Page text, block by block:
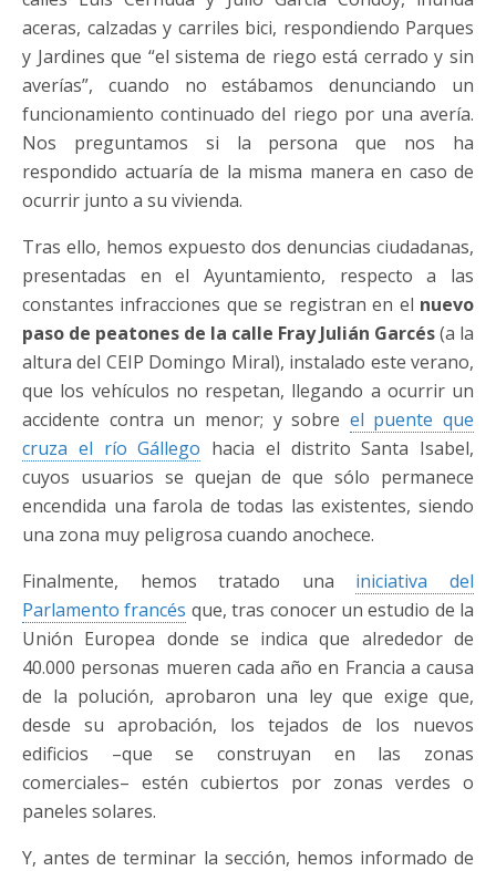
aceras, calzadas y carriles bici, respondiendo Parques
y Jardines que “el sistema de riego está cerrado y sin
averías”, cuando no estábamos denunciando un
funcionamiento continuado del riego por una avería.
Nos preguntamos si la persona que nos ha
respondido actuaría de la misma manera en caso de
ocurrir junto a su vivienda.
Tras ello, hemos expuesto dos denuncias ciudadanas,
presentadas en el Ayuntamiento, respecto a las
constantes infracciones que se registran en el nuevo
paso de peatones de la calle Fray Julián Garcés(a la
altura del CEIP Domingo Miral), instalado este verano,
que los vehículos no respetan, llegando a ocurrir un
accidente contra un menor; y sobre el puente que
cruza el río Gállego hacia el distrito Santa Isabel,
cuyos usuarios se quejan de que sólo permanece
encendida una farola de todas las existentes, siendo
una zona muy peligrosa cuando anochece.
Finalmente, hemos tratado una iniciativa del
Parlamento francés que, tras conocer un estudio de la
Unión Europea donde se indica que alrededor de
40.000 personas mueren cada año en Francia a causa
de la polución, aprobaron una ley que exige que,
desde su aprobación, los tejados de los nuevos
edificios –que se construyan en las zonas
comerciales– estén cubiertos por zonas verdes o
paneles solares.
Y, antes de terminar la sección, hemos informado de